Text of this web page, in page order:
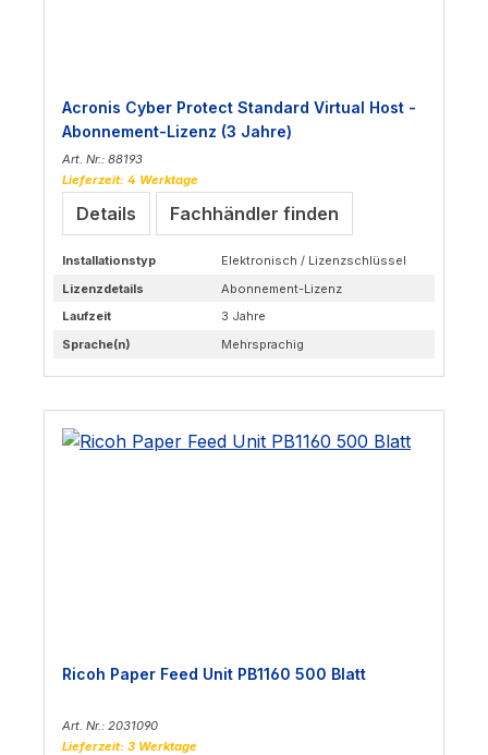
Acronis Cyber Protect Standard Virtual Host -
Abonnement-Lizenz (3 Jahre)
Art. Nr.: 88193
Lieferzeit: 4 Werktage
Details Fachhändler finden
Installationstyp
Elektronisch / Lizenzschlüssel
Lizenzdetails
Abonnement-Lizenz
Laufzeit
3 Jahre
Sprache(n)
Mehrsprachig
Ricoh Paper Feed Unit PB1160 500 Blatt
Art. Nr.: 2031090
Lieferzeit: 3 Werktage